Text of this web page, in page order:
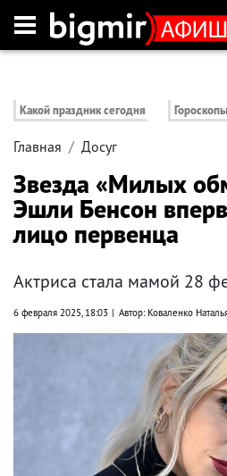
Какой праздник сегодня
Главная Досуг
Звезда «Милых
Эшли Бенсон
лицо первенца
Актриса стала мамой 28
6 февраля 2025, 18:03 Автор: Коваленко